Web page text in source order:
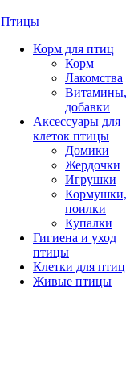
Птицы
Корм для птиц
Корм
Лакомства
Витамины,
добавки
Аксессуары для
клеток птицы
Домики
Жердочки
Игрушки
Кормушки,
поилки
Купалки
Гигиена и уход
птицы
Клетки для птиц
Живые птицы